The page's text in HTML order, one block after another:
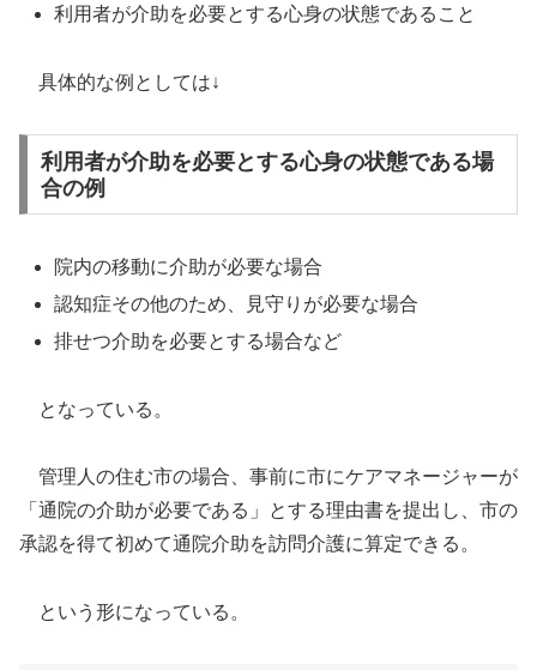
利用者が介助を必要とする心身の状態であること
具体的な例としては↓
利用者が介助を必要とする心身の状態である場
合の例
院内の移動に介助が必要な場合
認知症その他のため、見守りが必要な場合
排せつ介助を必要とする場合など
となっている。
管理人の住む市の場合、事前に市にケアマネージャーが
「通院の介助が必要である」とする理由書を提出し、市の
承認を得て初めて通院介助を訪問介護に算定できる。
という形になっている。